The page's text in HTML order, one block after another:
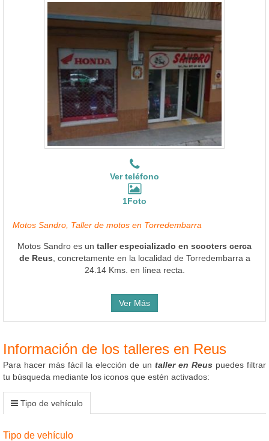
Ver teléfono
1Foto
Motos Sandro, Taller de motos en Torredembarra
Motos Sandro es un taller especializado en scooters cerca
de Reus , concretamente en la localidad de Torredembarra a
24.14 Kms. en línea recta.
Ver Más
Información de los talleres en Reus
Para hacer más fácil la elección de un taller en Reus puedes filtrar
tu búsqueda mediante los iconos que estén activados:
Tipo de vehículo
Tipo de vehículo